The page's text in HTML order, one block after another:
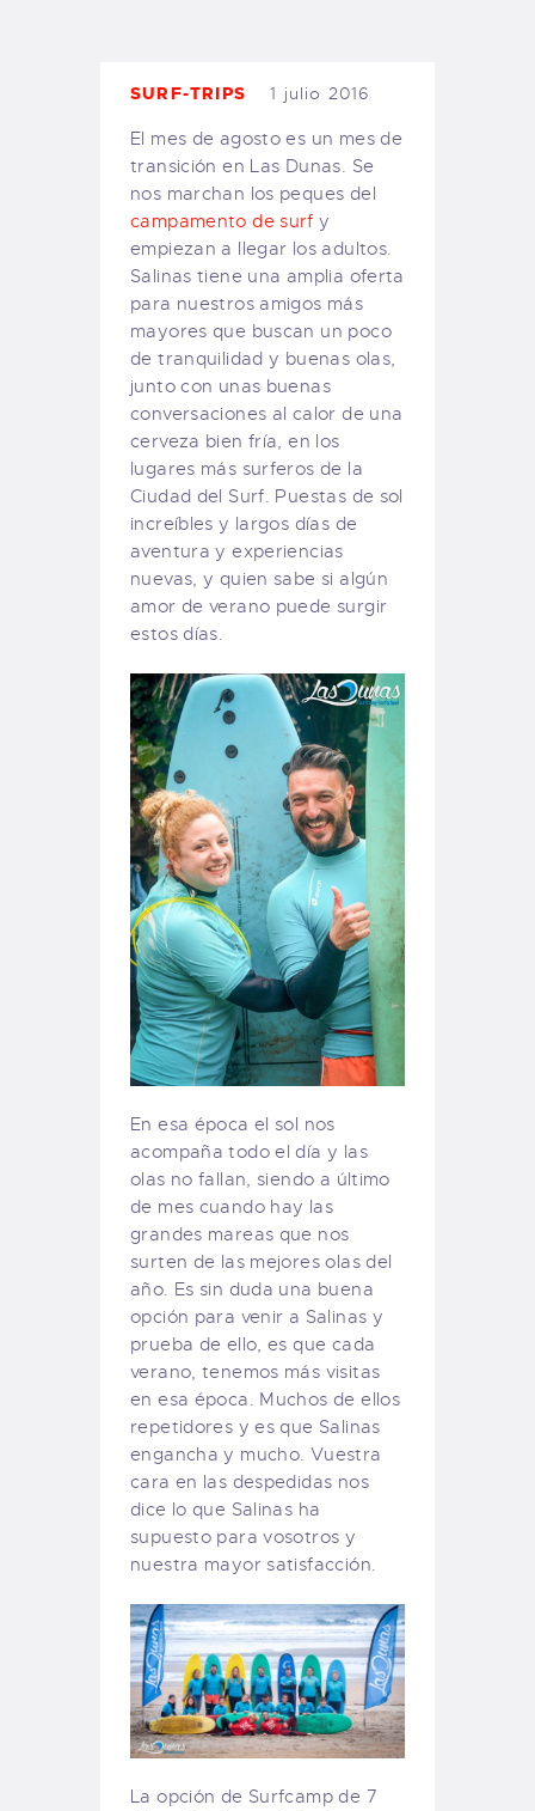
PEDIDOS
SURF-TRIPS 1 julio 2016
El mes de agosto es un mes de
transición en Las Dunas. Se
nos marchan los peques del
campamento de surf y
empiezan a llegar los adultos.
Salinas tiene una amplia oferta
para nuestros amigos más
mayores que buscan un poco
de tranquilidad y buenas olas,
junto con unas buenas
conversaciones al calor de una
cerveza bien fría, en los
lugares más surferos de la
Ciudad del Surf. Puestas de sol
increíbles y largos días de
aventura y experiencias
nuevas, y quien sabe si algún
amor de verano puede surgir
estos días.
En esa época el sol nos
acompaña todo el día y las
olas no fallan, siendo a último
de mes cuando hay las
grandes mareas que nos
surten de las mejores olas del
año. Es sin duda una buena
opción para venir a Salinas y
prueba de ello, es que cada
verano, tenemos más visitas
en esa época. Muchos de ellos
repetidores y es que Salinas
engancha y mucho. Vuestra
cara en las despedidas nos
dice lo que Salinas ha
supuesto para vosotros y
nuestra mayor satisfacción.
La opción de Surfcamp de 7